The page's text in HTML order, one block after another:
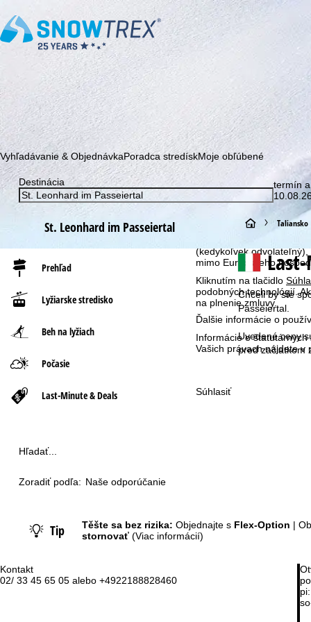
Upozornenie na súbory
S cieľom optimalizovať
my, spoločnosť
pomocou informácií o
(kedykoľvek
mimo Európskeho
Kliknutím na tlačidlo
podobných technológií.
na plnenie zmluvy.
Ďalšie informácie o
Informácie o
Vašich právach nájdete v
Súhlasiť
Kontakt
02/ 33 45 65 05 alebo +4922188828460
pi:
Prihláste sa k odberu nášho newslettera a buďte prvý, kto sa
Vyhľadávanie & ObjednávkaPoradca stredískMoje obľúbené
Destinácia
termín
St. Leonhard im Passeiertal
Prehľad
Lyžiarske stredisko
Beh na lyžiach
Počasie
Last-Minute & Deals
H
l
a
v
n
Taliansko
Chceli by ste
Passeiertal.
Uvedené ceny
pred začiatkom
Hľadať...
Zoradiť podľa: Naše odporúčanie
Tip Těšte sa bez rizika: Objednajte s Flex-Option |
stornovať (Viac informácií)